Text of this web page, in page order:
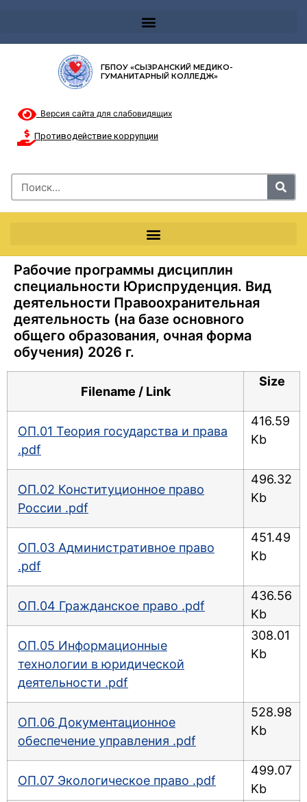
ГБПОУ «СЫЗРАНСКИЙ МЕДИКО-
ГУМАНИТАРНЫЙ КОЛЛЕДЖ»
Версия сайта для слабовидящих
Противодействие коррупции
Рабочие программы дисциплин
специальности Юриспруденция. Вид
деятельности Правоохранительная
деятельность (на базе основного
общего образования, очная форма
обучения) 2026 г.
Filename / Link
Size
ОП.01 Теория государства и права
.pdf
416.59
Kb
ОП.02 Конституционное право
России .pdf
496.32
Kb
ОП.03 Административное право
.pdf
451.49
Kb
ОП.04 Гражданское право .pdf
436.56
Kb
ОП.05 Информационные
технологии в юридической
деятельности .pdf
308.01
Kb
ОП.06 Документационное
обеспечение управления .pdf
528.98
Kb
ОП.07 Экологическое право .pdf
499.07
Kb